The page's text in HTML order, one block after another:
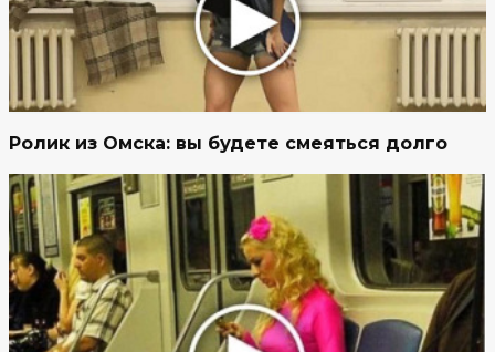
Ролик из Омска: вы будете смеяться долго